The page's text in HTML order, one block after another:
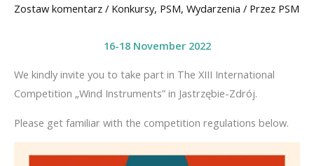
Zostaw komentarz / Konkursy, PSM, Wydarzenia / Przez PSM
16-18 November 2022
We kindly invite you to take part in The XIII International
Competition „Wind Instruments” in Jastrzębie-Zdrój.
Please get familiar with the competition regulations below.